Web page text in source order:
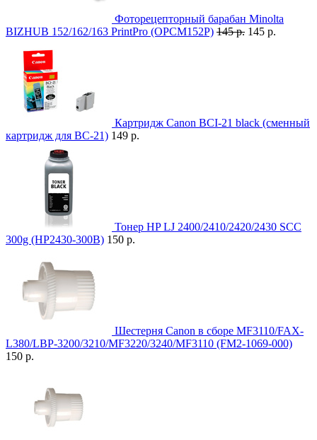
Фоторецепторный барабан Minolta
BIZHUB 152/162/163 PrintPro (OPCM152P) 145 р. 145 р.
Картридж Canon BCI-21 black (сменный
картридж для BC-21) 149 р.
Тонер HP LJ 2400/2410/2420/2430 SCC
300g (HP2430-300B) 150 р.
Шестерня Canon в сборе MF3110/FAX-
L380/LBP-3200/3210/MF3220/3240/MF3110 (FM2-1069-000)
150 р.